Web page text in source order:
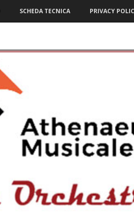
SCHEDA TECNICA PRIVACY